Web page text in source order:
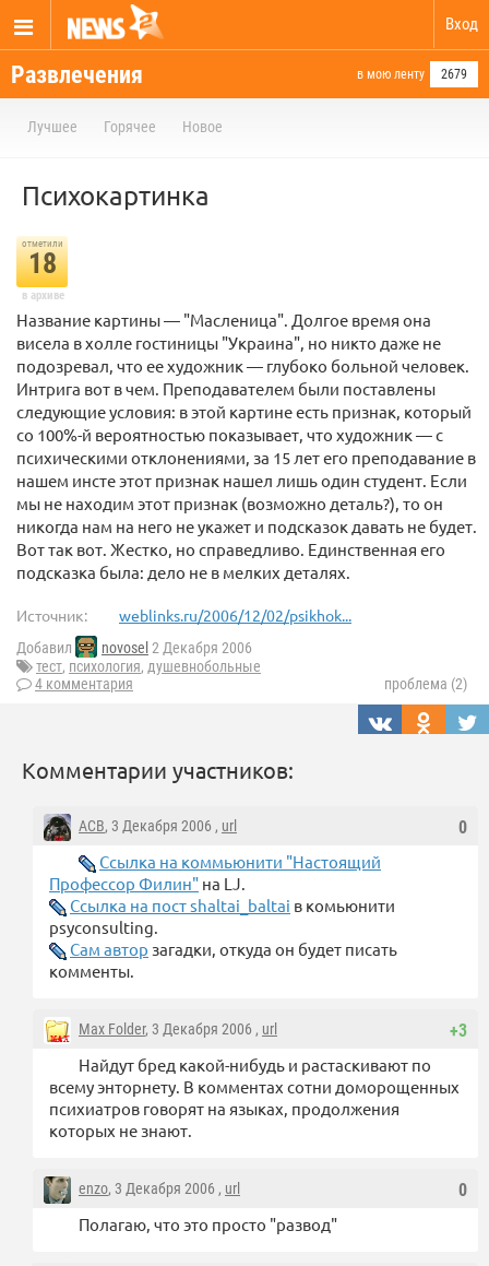
Вход
Развлечения в мою ленту 2679
Лучшее Горячее Новое
Психокартинка
отметили
18
в архиве
Название картины — "Масленица". Долгое время она
висела в холле гостиницы "Украина", но никто даже не
подозревал, что ее художник — глубоко больной человек.
Интрига вот в чем. Преподавателем были поставлены
следующие условия: в этой картине есть признак, который
со 100%-й вероятностью показывает, что художник — с
психическими отклонениями, за 15 лет его преподавание в
нашем инсте этот признак нашел лишь один студент. Если
мы не находим этот признак (возможно деталь?), то он
никогда нам на него не укажет и подсказок давать не будет.
Вот так вот. Жестко, но справедливо. Единственная его
подсказка была: дело не в мелких деталях.
Источник: weblinks.ru/2006/12/02/psikhok...
Добавил novosel 2 Декабря 2006
тест, психология, душевнобольные
4 комментария
проблема (2)
Комментарии участников:
0
ACB, 3 Декабря 2006 , url
Ссылка на коммьюнити "Настоящий
Профессор Филин" на LJ.
Ссылка на пост shaltai_baltai в комьюнити
psyconsulting.
Сам автор загадки, откуда он будет писать
комменты.
+3
Max Folder, 3 Декабря 2006 , url
Найдут бред какой-нибудь и растаскивают по
всему энторнету. В комментах сотни доморощенных
психиатров говорят на языках, продолжения
которых не знают.
0
enzo, 3 Декабря 2006 , url
Полагаю, что это просто "развод"